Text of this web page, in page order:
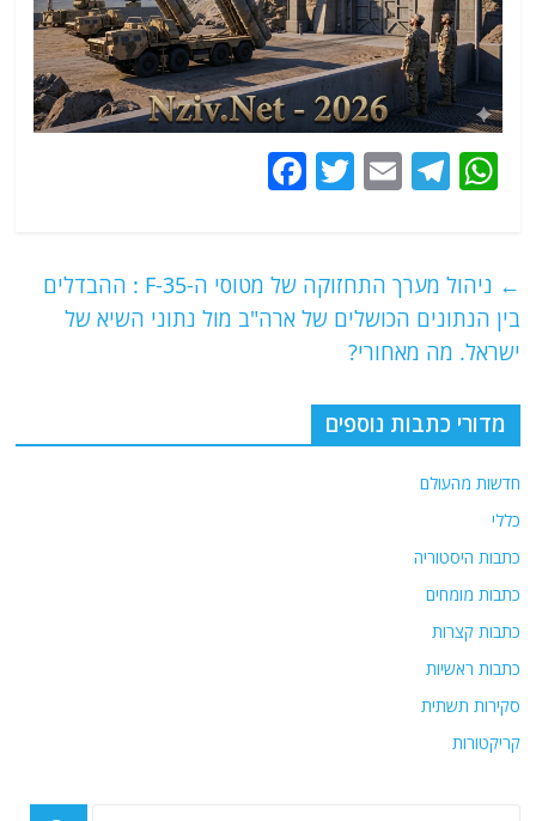
W
s
A
p
p
T
g
ra
m
E
l
T
er
e
b
k
←
ניהול מערך התחזוקה של מטוסי ה-F-35 : ההבדלים
בין הנתונים הכושלים של ארה"ב מול נתוני השיא של
ישראל. מה מאחורי?
מדורי כתבות נוספים
חדשות מהעולם
כללי
כתבות היסטוריה
כתבות מומחים
כתבות קצרות
כתבות ראשיות
סקירות תשתית
קריקטורות